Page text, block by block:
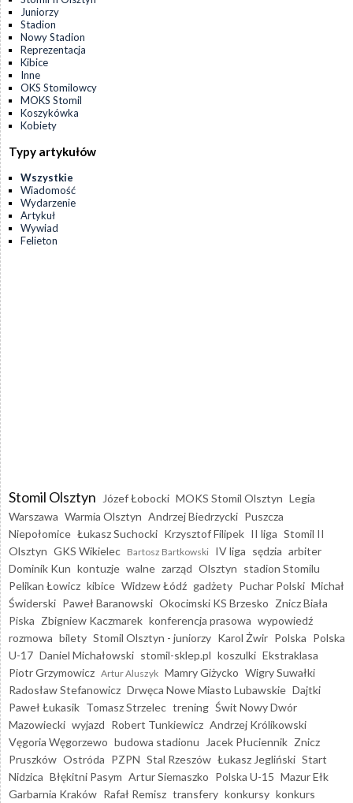
Juniorzy
Stadion
Nowy Stadion
Reprezentacja
Kibice
Inne
OKS Stomilowcy
MOKS Stomil
Koszykówka
Kobiety
Typy artykułów
Wszystkie
Wiadomość
Wydarzenie
Artykuł
Wywiad
Felieton
Stomil Olsztyn Józef Łobocki MOKS Stomil Olsztyn Legia
Warszawa Warmia Olsztyn Andrzej Biedrzycki Puszcza
Niepołomice Łukasz Suchocki Krzysztof Filipek II liga Stomil II
Olsztyn GKS Wikielec Bartosz Bartkowski IV liga sędzia arbiter
Dominik Kun kontuzje walne zarząd Olsztyn stadion Stomilu
Pelikan Łowicz kibice Widzew Łódź gadżety Puchar Polski Michał
Świderski Paweł Baranowski Okocimski KS Brzesko Znicz Biała
Piska Zbigniew Kaczmarek konferencja prasowa wypowiedź
rozmowa bilety Stomil Olsztyn - juniorzy Karol Żwir Polska Polska
U-17 Daniel Michałowski stomil-sklep.pl koszulki Ekstraklasa
Piotr Grzymowicz Artur Aluszyk Mamry Giżycko Wigry Suwałki
Radosław Stefanowicz Drwęca Nowe Miasto Lubawskie Dajtki
Paweł Łukasik Tomasz Strzelec trening Świt Nowy Dwór
Mazowiecki wyjazd Robert Tunkiewicz Andrzej Królikowski
Vęgoria Węgorzewo budowa stadionu Jacek Płuciennik Znicz
Pruszków Ostróda PZPN Stal Rzeszów Łukasz Jegliński Start
Nidzica Błękitni Pasym Artur Siemaszko Polska U-15 Mazur Ełk
Garbarnia Kraków Rafał Remisz transfery konkursy konkurs